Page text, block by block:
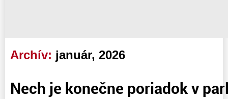
Archív: január, 2026
Nech je konečne poriadok v